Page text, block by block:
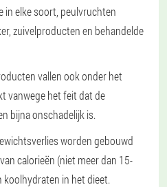
in elke soort, peulvruchten
zuivelproducten en behandelde
vallen ook onder het
vanwege het feit dat de
bijna onschadelijk is.
worden gebouwd
calorieën (niet meer dan 15-
koolhydraten in het dieet.